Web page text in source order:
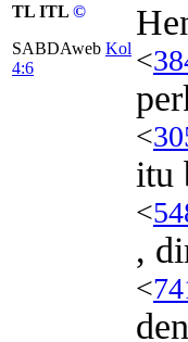
TL ITL ©
SABDAweb Kol
4:6
<
<
itu
<
,
<